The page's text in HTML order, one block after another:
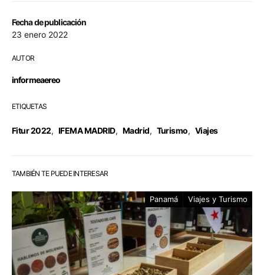
Fecha de publicación
23 enero 2022
AUTOR
informeaereo
ETIQUETAS
Fitur 2022, IFEMA MADRID, Madrid, Turismo, Viajes
TAMBIÉN TE PUEDE INTERESAR
Panamá Viajes y Turismo